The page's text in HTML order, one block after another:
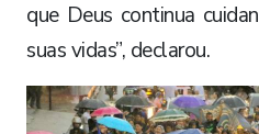
que Deus continua
suas vidas”, declarou.